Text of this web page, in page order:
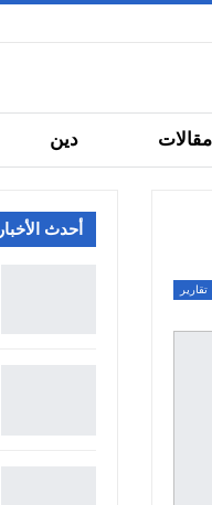
مقالات دين
تقارير
أحدث الأخبار